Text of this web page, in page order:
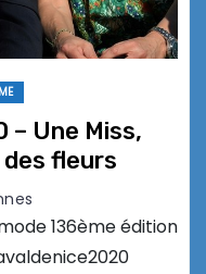
– Une Miss,
des fleurs
136ème édition